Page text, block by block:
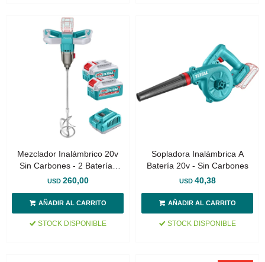
Mezclador Inalámbrico 20v
Sin Carbones - 2 Baterías
4.0Ah
USD 260,00
STOCK DISPONIBLE
Sopladora Inalámbrica A
Batería 20v - Sin Carbones
USD 40,38
STOCK DISPONIBLE